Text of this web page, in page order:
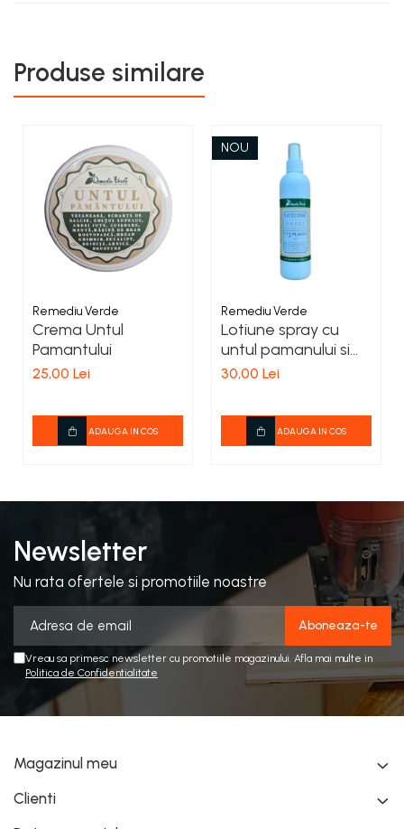
Produse similare
Remediu Verde
Crema Untul
Pamantului
25,00 Lei
ADAUGA IN COS
NOU
Remediu Verde
Lotiune spray cu
untul pamanului si
alte 15 plante
30,00 Lei
ADAUGA IN COS
Newsletter
Nu rata ofertele si promotiile noastre
Vreau sa primesc newsletter cu promotiile magazinului. Afla mai multe in
Politica de Confidentialitate
Magazinul meu
Clienti